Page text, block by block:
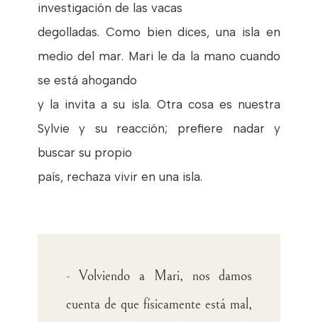
investigación de las vacas
degolladas. Como bien dices, una isla en
medio del mar. Mari le da la mano cuando
se está ahogando
y la invita a su isla. Otra cosa es nuestra
Sylvie y su reacción; prefiere nadar y
buscar su propio
país, rechaza vivir en una isla.
- Volviendo a Mari, nos damos
cuenta de que físicamente está mal,